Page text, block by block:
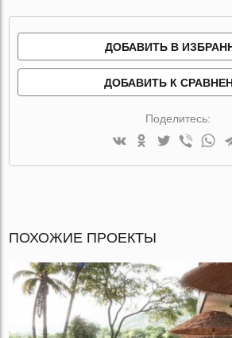
ДОБАВИТЬ В
ДОБАВИТЬ К
Поделитесь:
ПОХОЖИЕ ПРОЕКТЫ